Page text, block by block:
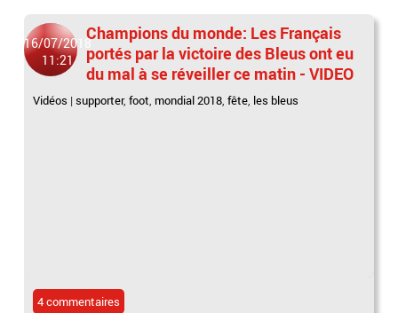
16/07/2018
11:21
Champions du monde: Les Français
portés par la victoire des Bleus ont eu
du mal à se réveiller ce matin - VIDEO
Vidéos |supporter,foot, mondial 2018,fête, les bleus
4 commentaires